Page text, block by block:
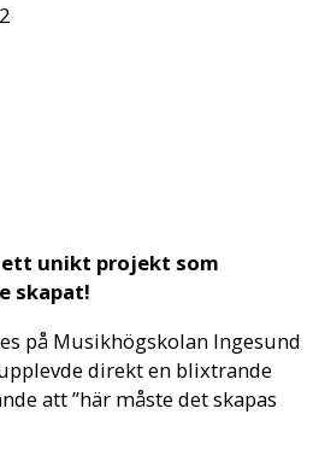
ett unikt projekt som
skapat!
på Musikhögskolan Ingesund
direkt en blixtrande
att ”här måste det skapas